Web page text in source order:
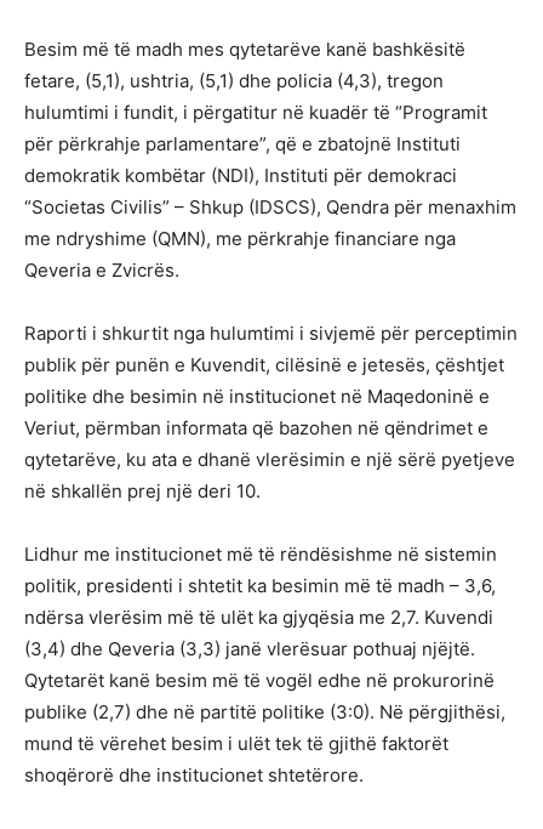
Besim më të madh mes qytetarëve kanë bashkësitë
fetare, (5,1), ushtria, (5,1) dhe policia (4,3), tregon
hulumtimi i fundit, i përgatitur në kuadër të “Programit
për përkrahje parlamentare”, që e zbatojnë Instituti
demokratik kombëtar (NDI), Instituti për demokraci
“Societas Civilis” – Shkup (IDSCS), Qendra për menaxhim
me ndryshime (QMN), me përkrahje financiare nga
Qeveria e Zvicrës.
Raporti i shkurtit nga hulumtimi i sivjemë për perceptimin
publik për punën e Kuvendit, cilësinë e jetesës, çështjet
politike dhe besimin në institucionet në Maqedoninë e
Veriut, përmban informata që bazohen në qëndrimet e
qytetarëve, ku ata e dhanë vlerësimin e një sërë pyetjeve
në shkallën prej një deri 10.
Lidhur me institucionet më të rëndësishme në sistemin
politik, presidenti i shtetit ka besimin më të madh – 3,6,
ndërsa vlerësim më të ulët ka gjyqësia me 2,7. Kuvendi
(3,4) dhe Qeveria (3,3) janë vlerësuar pothuaj njëjtë.
Qytetarët kanë besim më të vogël edhe në prokurorinë
publike (2,7) dhe në partitë politike (3:0). Në përgjithësi,
mund të vërehet besim i ulët tek të gjithë faktorët
shoqërorë dhe institucionet shtetërore.